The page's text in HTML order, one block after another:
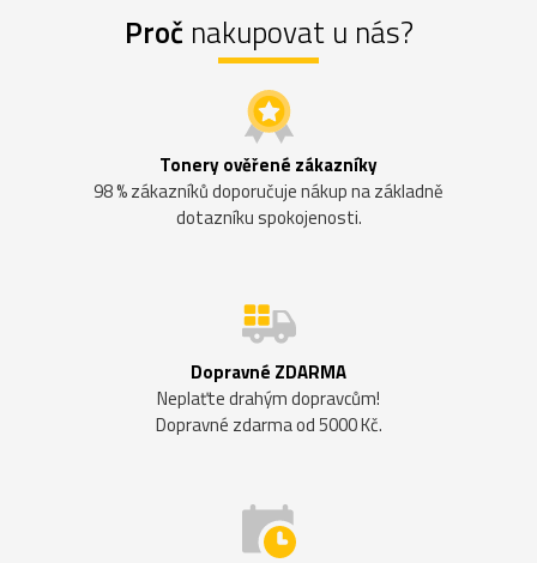
Proč nakupovat u nás?
Tonery ověřené zákazníky
98 % zákazníků doporučuje nákup na základně
dotazníku spokojenosti.
Dopravné ZDARMA
Neplaťte drahým dopravcům!
Dopravné zdarma od 5000 Kč.